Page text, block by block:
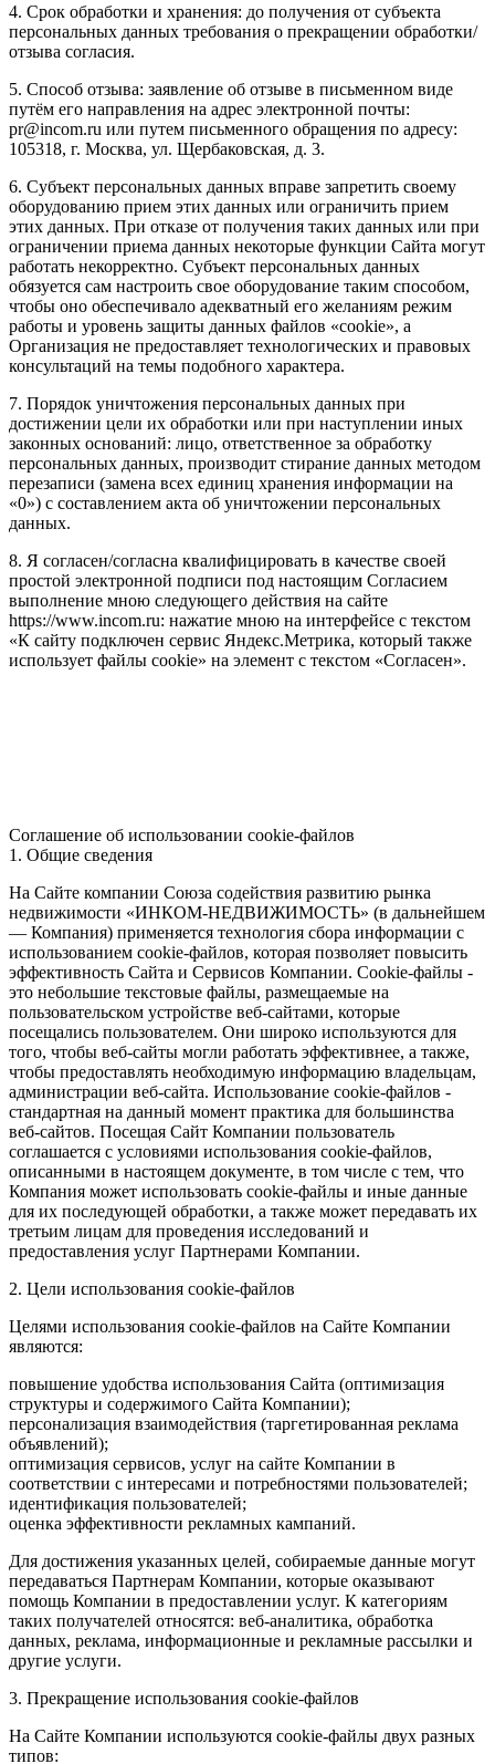
4. Срок обработки и хранения: до получения от субъекта
персональных данных требования о прекращении обработки/
отзыва согласия.
5. Способ отзыва: заявление об отзыве в письменном виде
путём его направления на адрес электронной почты:
pr@incom.ru или путем письменного обращения по адресу:
105318, г. Москва, ул. Щербаковская, д. 3.
6. Субъект персональных данных вправе запретить своему
оборудованию прием этих данных или ограничить прием
этих данных. При отказе от получения таких данных или при
ограничении приема данных некоторые функции Сайта могут
работать некорректно. Субъект персональных данных
обязуется сам настроить свое оборудование таким способом,
чтобы оно обеспечивало адекватный его желаниям режим
работы и уровень защиты данных файлов «cookie», а
Организация не предоставляет технологических и правовых
консультаций на темы подобного характера.
7. Порядок уничтожения персональных данных при
достижении цели их обработки или при наступлении иных
законных оснований: лицо, ответственное за обработку
персональных данных, производит стирание данных методом
перезаписи (замена всех единиц хранения информации на
«0») с составлением акта об уничтожении персональных
данных.
8. Я согласен/согласна квалифицировать в качестве своей
простой электронной подписи под настоящим Согласием
выполнение мною следующего действия на сайте
https://www.incom.ru: нажатие мною на интерфейсе с текстом
«К сайту подключен сервис Яндекс.Метрика, который также
использует файлы cookie» на элемент с текстом «Согласен».
Соглашение об использовании cookie-файлов
1. Общие сведения
На Сайте компании Союза содействия развитию рынка
недвижимости «ИНКОМ-НЕДВИЖИМОСТЬ» (в дальнейшем
— Компания) применяется технология сбора информации с
использованием cookie-файлов, которая позволяет повысить
эффективность Сайта и Сервисов Компании. Сookie-файлы -
это небольшие текстовые файлы, размещаемые на
пользовательском устройстве веб-сайтами, которые
посещались пользователем. Они широко используются для
того, чтобы веб-сайты могли работать эффективнее, а также,
чтобы предоставлять необходимую информацию владельцам,
администрации веб-сайта. Использование cookie-файлов -
стандартная на данный момент практика для большинства
веб-сайтов. Посещая Сайт Компании пользователь
соглашается с условиями использования cookie-файлов,
описанными в настоящем документе, в том числе с тем, что
Компания может использовать cookie-файлы и иные данные
для их последующей обработки, а также может передавать их
третьим лицам для проведения исследований и
предоставления услуг Партнерами Компании.
2. Цели использования cookie-файлов
Целями использования cookie-файлов на Сайте Компании
являются:
повышение удобства использования Сайта (оптимизация
структуры и содержимого Сайта Компании);
персонализация взаимодействия (таргетированная реклама
объявлений);
оптимизация сервисов, услуг на сайте Компании в
соответствии с интересами и потребностями пользователей;
идентификация пользователей;
оценка эффективности рекламных кампаний.
Для достижения указанных целей, собираемые данные могут
передаваться Партнерам Компании, которые оказывают
помощь Компании в предоставлении услуг. К категориям
таких получателей относятся: веб-аналитика, обработка
данных, реклама, информационные и рекламные рассылки и
другие услуги.
3. Прекращение использования cookie-файлов
На Сайте Компании используются cookie-файлы двух разных
типов: